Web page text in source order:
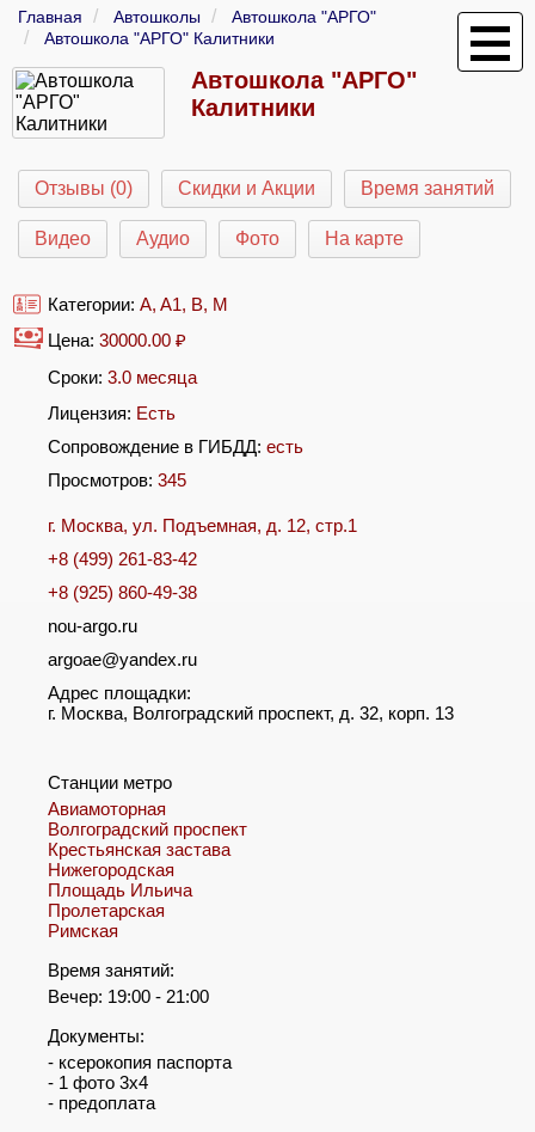
Главная Автошколы
Автошкола "АРГО"
Автошкола "АРГО" Калитники
Автошкола "АРГО"
Калитники
Отзывы (0) Скидки и Акции Время занятий
Видео Аудио Фото На карте
Категории: A, A1, B, M
Цена: 30000.00 ₽
Сроки: 3.0 месяца
Лицензия: Есть
Сопровождение в ГИБДД: есть
Просмотров: 345
г. Москва, ул. Подъемная, д. 12, стр.1
+8 (499) 261-83-42
+8 (925) 860-49-38
nou-argo.ru
argoae@yandex.ru
Адрес площадки:
г. Москва, Волгоградский проспект, д. 32, корп. 13
Станции метро
Авиамоторная
Волгоградский проспект
Крестьянская застава
Нижегородская
Площадь Ильича
Пролетарская
Римская
Время занятий:
Вечер: 19:00 - 21:00
Документы:
- ксерокопия паспорта
- 1 фото 3х4
- предоплата